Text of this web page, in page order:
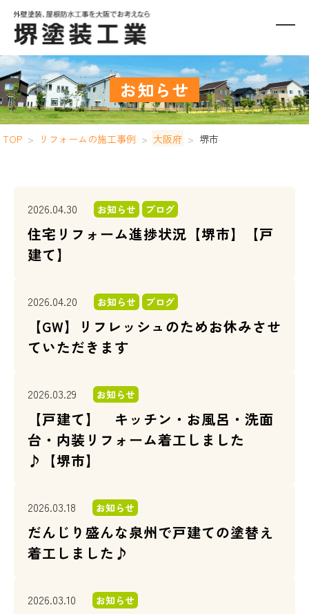
お知らせ
TOP > リフォームの施工事例 > 大阪府 > 堺市
2026.04.30 お知らせ ブログ
住宅リフォーム進捗状況【堺市】【戸
建て】
2026.04.20 お知らせ ブログ
【GW】リフレッシュのためお休みさせ
ていただきます
2026.03.29 お知らせ
【戸建て】 キッチン・お風呂・洗面
台・内装リフォーム着工しました
♪【堺市】
2026.03.18 お知らせ
だんじり盛んな泉州で戸建ての塗替え
着工しました♪
2026.03.10 お知らせ